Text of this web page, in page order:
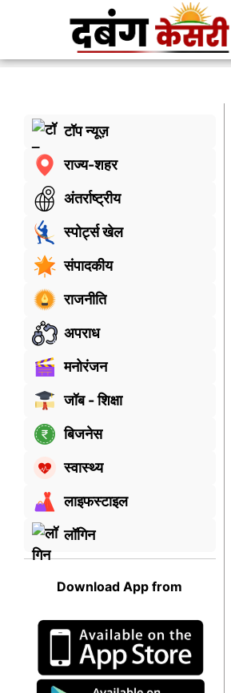
टॉप न्यूज़
राज्य-शहर
अंतर्राष्ट्रीय
स्पोर्ट्स खेल
संपादकीय
राजनीति
अपराध
मनोरंजन
जॉब - शिक्षा
बिजनेस
स्वास्थ्य
लाइफस्टाइल
लॉगिन
Download App from